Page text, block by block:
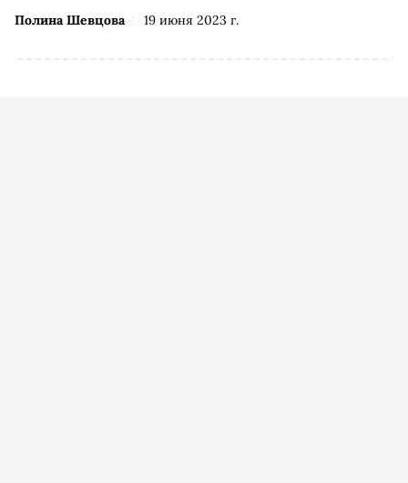
Полина Шевцова 19 июня 2023 г.